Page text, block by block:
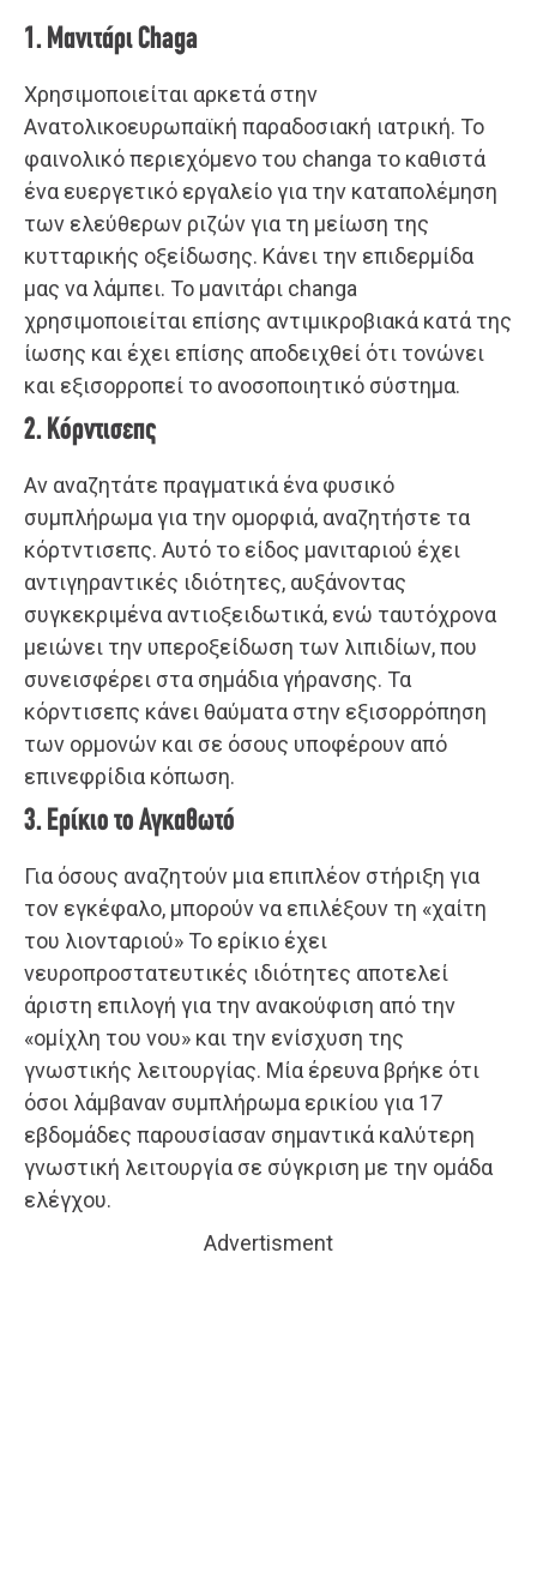
1. Μανιτάρι Chaga
Χρησιμοποιείται αρκετά στην
Ανατολικοευρωπαϊκή παραδοσιακή ιατρική. Το
φαινολικό περιεχόμενο του changa το καθιστά
ένα ευεργετικό εργαλείο για την καταπολέμηση
των ελεύθερων ριζών για τη μείωση της
κυτταρικής οξείδωσης. Κάνει την επιδερμίδα
μας να λάμπει. Το μανιτάρι changa
χρησιμοποιείται επίσης αντιμικροβιακά κατά της
ίωσης και έχει επίσης αποδειχθεί ότι τονώνει
και εξισορροπεί το ανοσοποιητικό σύστημα.
2. Κόρντισεπς
Αν αναζητάτε πραγματικά ένα φυσικό
συμπλήρωμα για την ομορφιά, αναζητήστε τα
κόρτντισεπς. Αυτό το είδος μανιταριού έχει
αντιγηραντικές ιδιότητες, αυξάνοντας
συγκεκριμένα αντιοξειδωτικά, ενώ ταυτόχρονα
μειώνει την υπεροξείδωση των λιπιδίων, που
συνεισφέρει στα σημάδια γήρανσης. Τα
κόρντισεπς κάνει θαύματα στην εξισορρόπηση
των ορμονών και σε όσους υποφέρουν από
επινεφρίδια κόπωση.
3. Ερίκιο το Αγκαθωτό
Για όσους αναζητούν μια επιπλέον στήριξη για
τον εγκέφαλο, μπορούν να επιλέξουν τη «χαίτη
του λιονταριού» Το ερίκιο έχει
νευροπροστατευτικές ιδιότητες αποτελεί
άριστη επιλογή για την ανακούφιση από την
«ομίχλη του νου» και την ενίσχυση της
γνωστικής λειτουργίας. Μία έρευνα βρήκε ότι
όσοι λάμβαναν συμπλήρωμα ερικίου για 17
εβδομάδες παρουσίασαν σημαντικά καλύτερη
γνωστική λειτουργία σε σύγκριση με την ομάδα
ελέγχου.
Advertisment